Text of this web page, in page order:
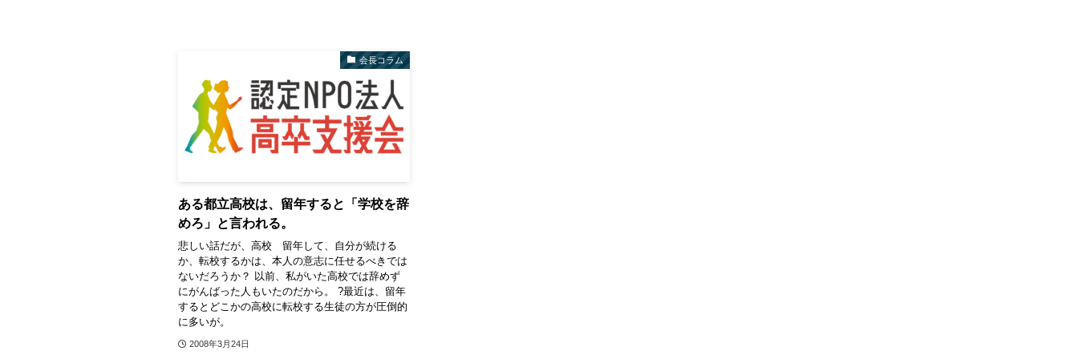
会長コラム
ある都立高校は、留年すると「学校を辞
めろ」と言われる。
悲しい話だが、高校 留年して、自分が続ける
か、転校するかは、本人の意志に任せるべきでは
ないだろうか？ 以前、私がいた高校では辞めず
にがんばった人もいたのだから。 ?最近は、留年
するとどこかの高校に転校する生徒の方が圧倒的
に多いが。
2008年3月24日